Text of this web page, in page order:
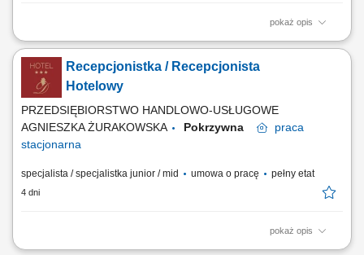
pokaż opis
Obowiązki: Obsługa rezerwacji indywidualnych i grupowych (telefon, e-
mail, systemy rezerwacyjne) Aktywna sprzedaż usług hotelowych i
dbanie o maksymalizację przychodów; Budowanie długofalowych
relacji z gośćmi, biurami podróży oraz partnerami; Wprowadzanie i
aktualizacja danych w systemie...
Recepcjonistka / Recepcjonista
Hotelowy
PRZEDSIĘBIORSTWO HANDLOWO-USŁUGOWE
AGNIESZKA ŻURAKOWSKA
Pokrzywna
praca
stacjonarna
specjalista / specjalistka junior / mid umowa o pracę pełny etat
4 dni
pokaż opis
Co będzie należało do Twoich obowiązków? profesjonalna obsługa